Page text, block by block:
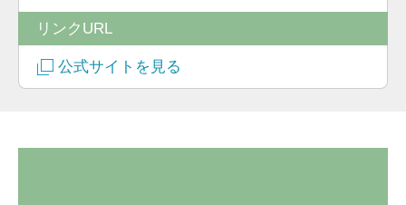
リンクURL
公式サイトを見る